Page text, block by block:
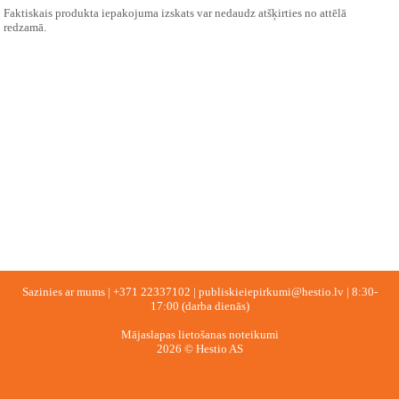
Faktiskais produkta iepakojuma izskats var nedaudz atšķirties no attēlā
redzamā.
Sazinies ar mums | +371 22337102 | publiskieiepirkumi@hestio.lv| 8:30-
17:00 (darba dienās)
Mājaslapas lietošanas noteikumi
2026 © Hestio AS